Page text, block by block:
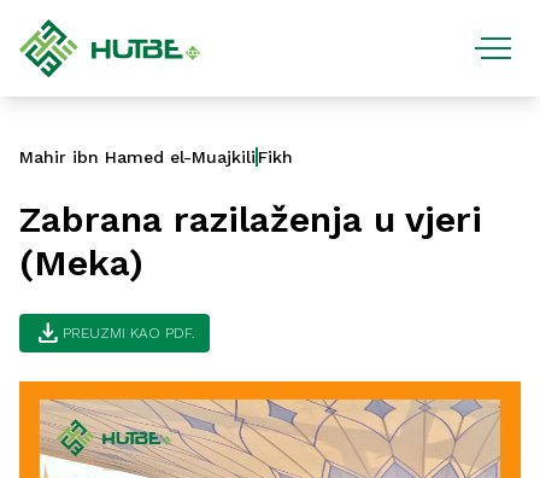
Mahir ibn Hamed el-Muajkili Fikh
Zabrana razilaženja u vjeri
(Meka)
download PREUZMI KAO PDF.